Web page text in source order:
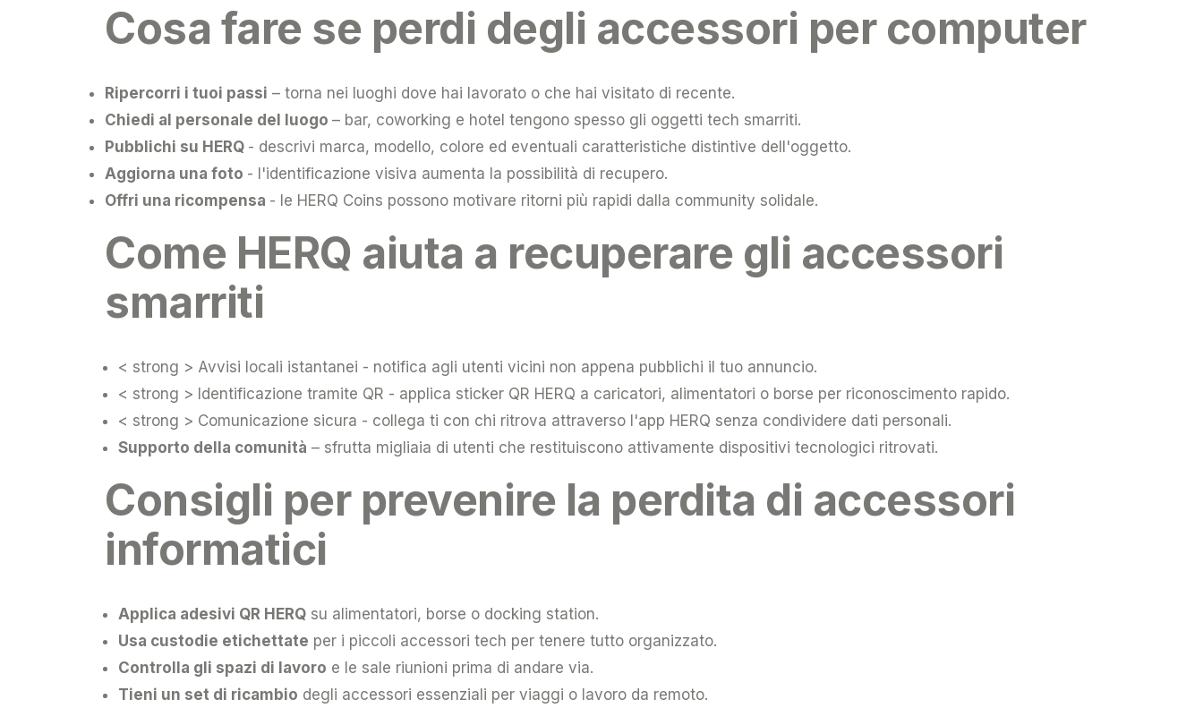
Cosa fare se perdi degli accessori per computer
Ripercorri i tuoi passi – torna nei luoghi dove hai lavorato o che hai visitato di recente.
Chiedi al personale del luogo – bar, coworking e hotel tengono spesso gli oggetti tech smarriti.
Pubblichi su HERQ - descrivi marca, modello, colore ed eventuali caratteristiche distintive dell'oggetto.
Aggiorna una foto - l'identificazione visiva aumenta la possibilità di recupero.
Offri una ricompensa - le HERQ Coins possono motivare ritorni più rapidi dalla community solidale.
Come HERQ aiuta a recuperare gli accessori
smarriti
< strong > Avvisi locali istantanei - notifica agli utenti vicini non appena pubblichi il tuo annuncio.
< strong > Identificazione tramite QR - applica sticker QR HERQ a caricatori, alimentatori o borse per riconoscimento rapido.
< strong > Comunicazione sicura - collega ti con chi ritrova attraverso l'app HERQ senza condividere dati personali.
Supporto della comunità – sfrutta migliaia di utenti che restituiscono attivamente dispositivi tecnologici ritrovati.
Consigli per prevenire la perdita di accessori
informatici
Applica adesivi QR HERQ su alimentatori, borse o docking station.
Usa custodie etichettate per i piccoli accessori tech per tenere tutto organizzato.
Controlla gli spazi di lavoro e le sale riunioni prima di andare via.
Tieni un set di ricambio degli accessori essenziali per viaggi o lavoro da remoto.